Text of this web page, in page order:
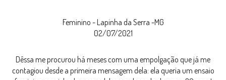
Feminino - Lapinha da Serra -MG
02/07/2021
Dêssa me procurou há meses com uma empolgação que já me
contagiou desde a primeira mensagem dela: ela queria um ensaio